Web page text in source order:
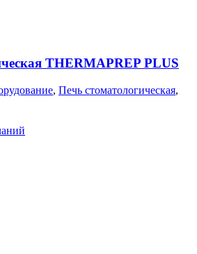
THERMAPREP PLUS
, Печь стоматологическая,